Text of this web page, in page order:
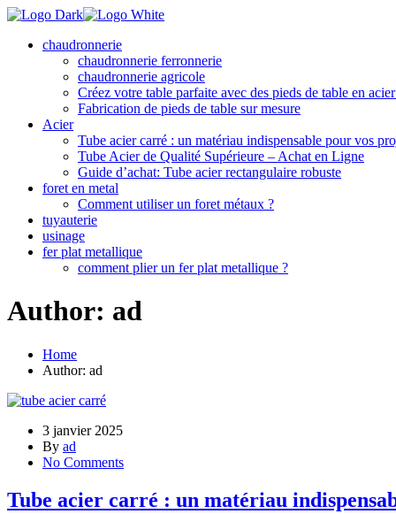
chaudronnerie
chaudronnerie ferronnerie
chaudronnerie agricole
Créez votre table parfaite avec des pieds de table en
Fabrication de pieds de table sur mesure
Acier
Tube acier carré : un matériau indispensable pour vos
Tube Acier de Qualité Supérieure – Achat en Ligne
Guide d’achat: Tube acier rectangulaire robuste
foret en metal
Comment utiliser un foret métaux ?
tuyauterie
usinage
fer plat metallique
comment plier un fer plat metallique ?
Author: ad
Home
Author: ad
3 janvier 2025
By ad
No Comments
Tube acier carré : un matériau